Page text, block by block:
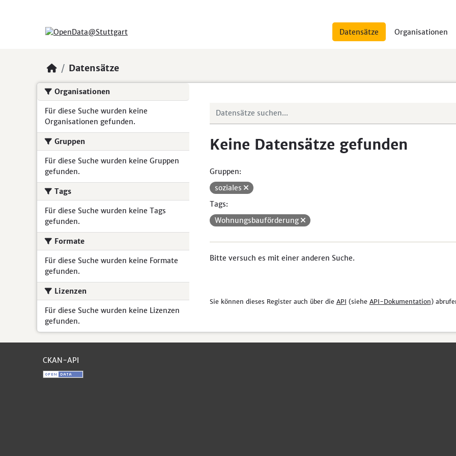
Datensätze Organisationen
Datensätze
Organisationen
Für diese Suche wurden keine
Organisationen gefunden.
Gruppen
Für diese Suche wurden keine Gruppen
gefunden.
Tags
Für diese Suche wurden keine Tags
gefunden.
Formate
Für diese Suche wurden keine Formate
gefunden.
Lizenzen
Für diese Suche wurden keine Lizenzen
gefunden.
Keine Datensätze gefunden
Gruppen:
soziales
Tags:
Wohnungsbauförderung
Bitte versuch es mit einer anderen Suche.
Sie können dieses Register auch über die API (siehe API-Dokumentation)
CKAN-API